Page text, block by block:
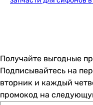
Получайте выгодные
Подписывайтесь на
вторник и каждый
промокод на